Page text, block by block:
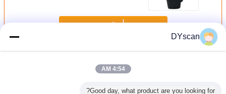
استمر
أكثرالمحمولة ماسحة الباركود
DYscan
4:54 AM
Good day, what product are you looking for?